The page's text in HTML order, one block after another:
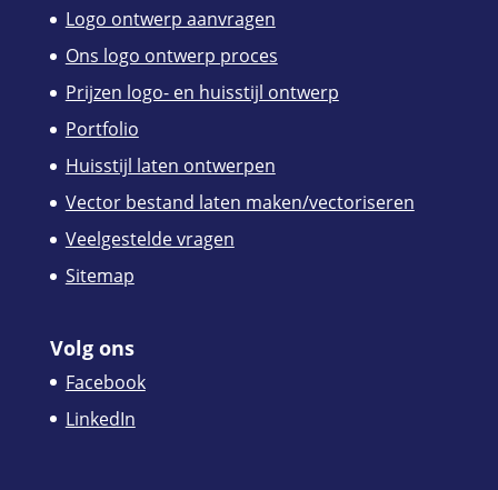
Logo ontwerp aanvragen
Ons logo ontwerp proces
Prijzen logo- en huisstijl ontwerp
Portfolio
Huisstijl laten ontwerpen
Vector bestand laten maken/vectoriseren
Veelgestelde vragen
Sitemap
Volg ons
Facebook
LinkedIn